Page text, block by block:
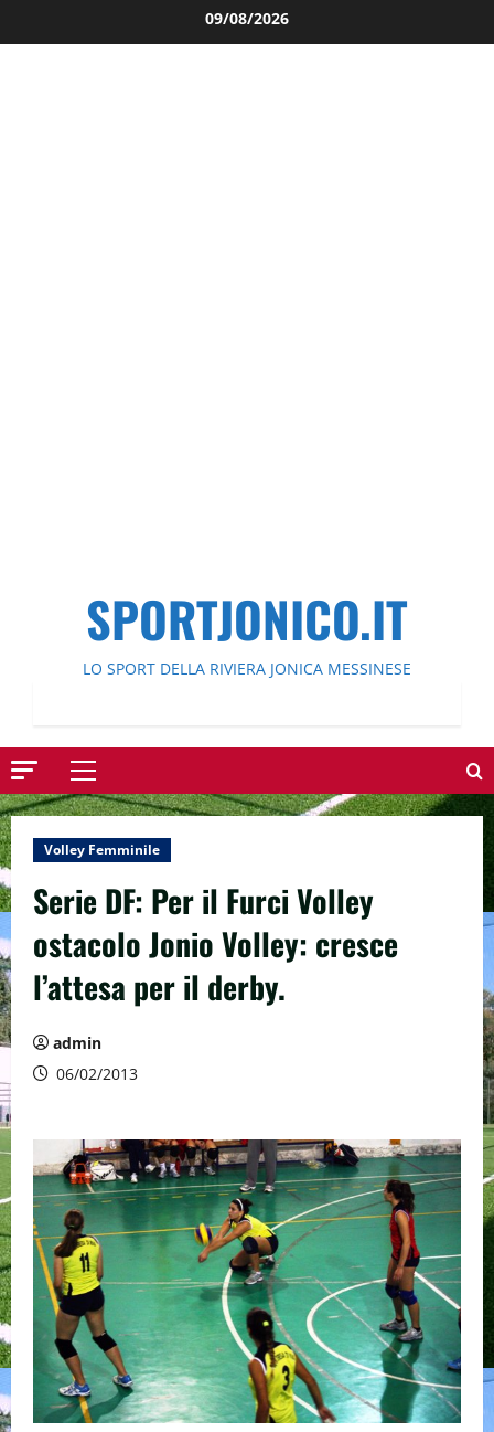
al
09/08/2026
SPORTJONICO.IT
LO SPORT DELLA RIVIERA JONICA MESSINESE
Menu
principale
Volley Femminile
Serie DF: Per il Furci Volley
ostacolo Jonio Volley: cresce
l’attesa per il derby.
admin
06/02/2013